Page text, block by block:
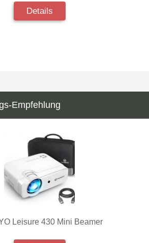
Details
Empfehlung
Leisure 430 Mini Beamer